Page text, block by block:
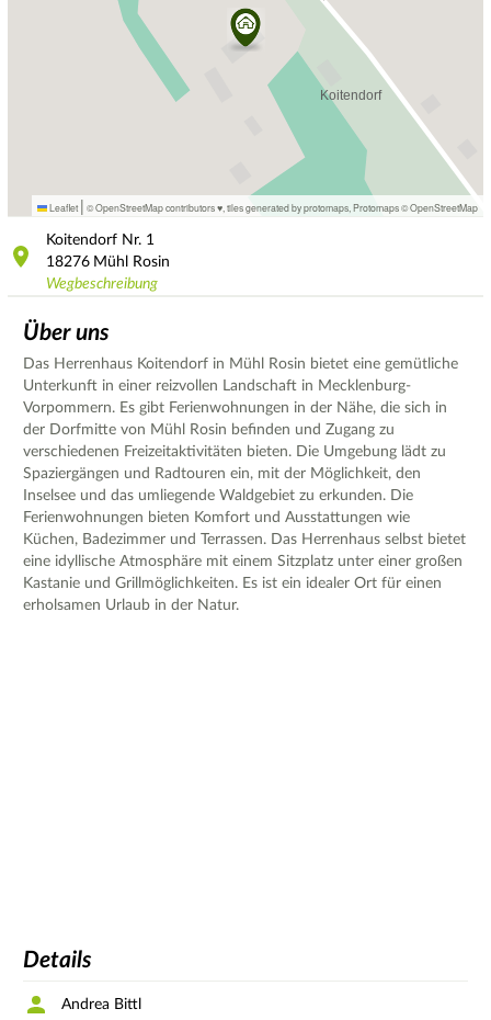
Leaflet | © OpenStreetMap contributors ♥, tiles generated by protomaps Protomaps©OpenStreetMap
Koitendorf Nr. 1
18276 Mühl Rosin
Wegbeschreibung
Über uns
Das Herrenhaus Koitendorf in Mühl Rosin bietet eine gemütliche
Unterkunft in einer reizvollen Landschaft in Mecklenburg-
Vorpommern. Es gibt Ferienwohnungen in der Nähe, die sich in
der Dorfmitte von Mühl Rosin befinden und Zugang zu
verschiedenen Freizeitaktivitäten bieten. Die Umgebung lädt zu
Spaziergängen und Radtouren ein, mit der Möglichkeit, den
Inselsee und das umliegende Waldgebiet zu erkunden. Die
Ferienwohnungen bieten Komfort und Ausstattungen wie
Küchen, Badezimmer und Terrassen. Das Herrenhaus selbst bietet
eine idyllische Atmosphäre mit einem Sitzplatz unter einer großen
Kastanie und Grillmöglichkeiten. Es ist ein idealer Ort für einen
erholsamen Urlaub in der Natur.
Details
Andrea Bittl